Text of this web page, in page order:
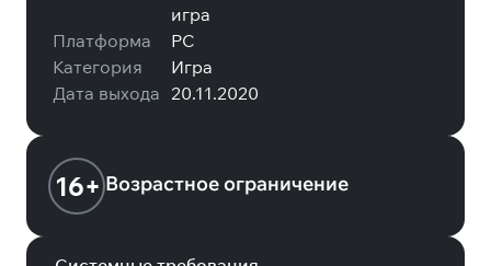
игра
Платформа
PC
Категория
Игра
Дата выхода 20.11.2020
16+ Возрастное ограничение